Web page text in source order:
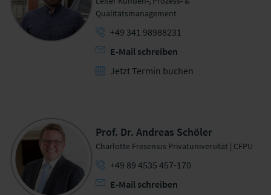
Qualitätsmanagement
+49 341 98988231
E-Mail schreiben
Jetzt Termin buchen
Prof. Dr. Andreas Schöler
Charlotte Fresenius Privatuniversität | CFPU
+49 89 4535 457-170
E-Mail schreiben